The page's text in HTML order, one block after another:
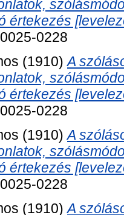
értekezés
0228
(1910)A
értekezés
0228
(1910)A
értekezés
0228
(1910)A